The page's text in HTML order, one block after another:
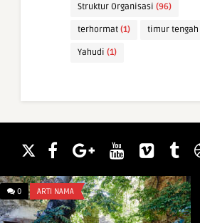
Struktur Organisasi (96)
terhormat (1) timur tengah
Yahudi (1)
0 ARTI NAMA